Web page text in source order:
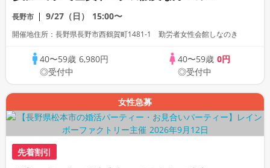
活パーティー
長野市 9/27（日） 15:00〜
開催地住所：長野県長野市西鶴賀町1481-1 勤労者女性会館しなのき
40〜59歳 6,980円
◎受付中
40〜59歳 0円
◎受付中
女性急募
先着割引